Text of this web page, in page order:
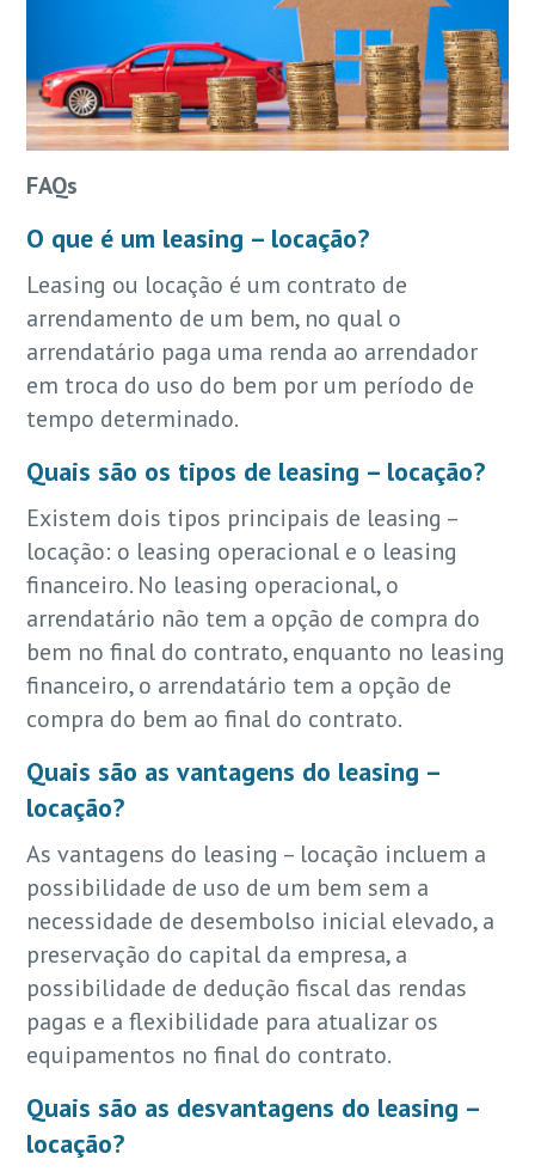
FAQs
O que é um leasing – locação?
Leasing ou locação é um contrato de
arrendamento de um bem, no qual o
arrendatário paga uma renda ao arrendador
em troca do uso do bem por um período de
tempo determinado.
Quais são os tipos de leasing – locação?
Existem dois tipos principais de leasing –
locação: o leasing operacional e o leasing
financeiro. No leasing operacional, o
arrendatário não tem a opção de compra do
bem no final do contrato, enquanto no leasing
financeiro, o arrendatário tem a opção de
compra do bem ao final do contrato.
Quais são as vantagens do leasing –
locação?
As vantagens do leasing – locação incluem a
possibilidade de uso de um bem sem a
necessidade de desembolso inicial elevado, a
preservação do capital da empresa, a
possibilidade de dedução fiscal das rendas
pagas e a flexibilidade para atualizar os
equipamentos no final do contrato.
Quais são as desvantagens do leasing –
locação?